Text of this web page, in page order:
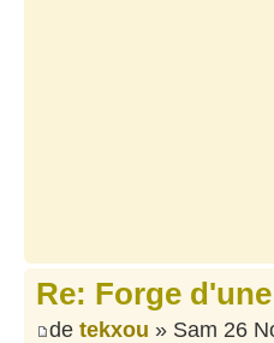
Re: Forge
de tekxou » Sam 26